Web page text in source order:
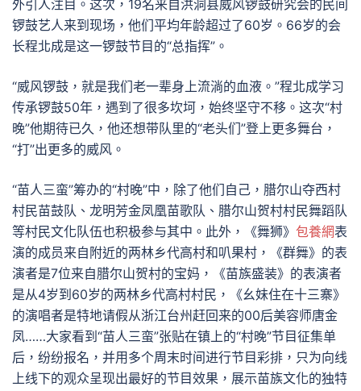
外引人注目。这次，19名来自洪洞县威风锣鼓研究会的民间
锣鼓艺人来到现场，他们平均年龄超过了60岁。66岁的会
长程北成是这一锣鼓节目的“总指挥”。
“威风锣鼓，就是我们老一辈身上流淌的血液。”程北成学习
传承锣鼓50年，遇到了很多坎坷，始终坚守不移。这次“村
晚”他期待已久，他还想带队里的“老头们”登上更多舞台，
“打”出更多的威风。
“苗人三蛮”筹办的“村晚”中，除了他们自己，腊尔山夺西村
村民苗鼓队、龙明芳金凤凰苗歌队、腊尔山贺村村民舞蹈队
等村民文化队伍也积极参与其中。此外，《舞狮》 包養網表
演的成员来自附近的两林乡代高村和叭果村，《群舞》的表
演者是7位来自腊尔山贺村的宝妈，《苗族盛装》的表演者
是从4岁到60岁的两林乡代高村村民，《幺妹住在十三寨》
的演唱者是特地请假从浙江台州赶回来的00后美容师唐金
凤……大家看到“苗人三蛮”张贴在镇上的“村晚”节目征集单
后，纷纷报名，并用多个周末时间进行节目彩排，只为向线
上线下的观众呈现出最好的节目效果，展示苗族文化的独特